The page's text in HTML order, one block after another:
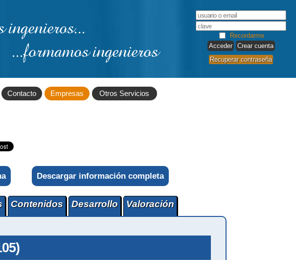
ingenieros...
...formamos ingenieros
Recordarme
Crear cuenta
Recuperar contraseña
Contacto Empresas Otros Servicios
Descargar información completa
Contenidos Desarrollo Valoración